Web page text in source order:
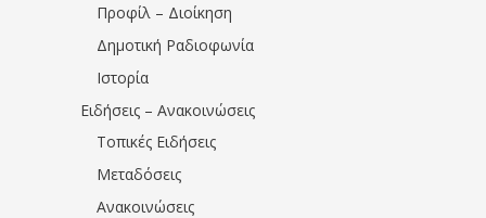
Προφίλ – Διοίκηση
Δημοτική Ραδιοφωνία
Ιστορία
Ειδήσεις – Ανακοινώσεις
Τοπικές Ειδήσεις
Μεταδόσεις
Ανακοινώσεις